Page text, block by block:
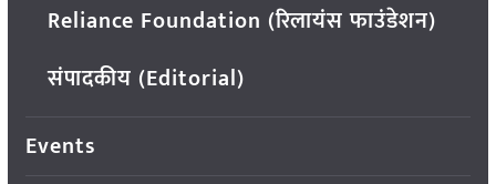
Reliance Foundation (रिलायंस फाउंडेशन)
संपादकीय (Editorial)
Events